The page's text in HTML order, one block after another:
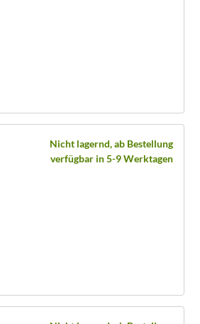
Nicht lagernd, ab Bestellung
verfügbar in 5-9 Werktagen